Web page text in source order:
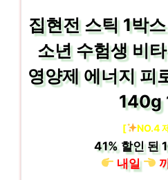
집현전 스틱 1박
소년 수험생 비
영양제 에너지 피
140g
[ NO.4
41%할인 된
내일